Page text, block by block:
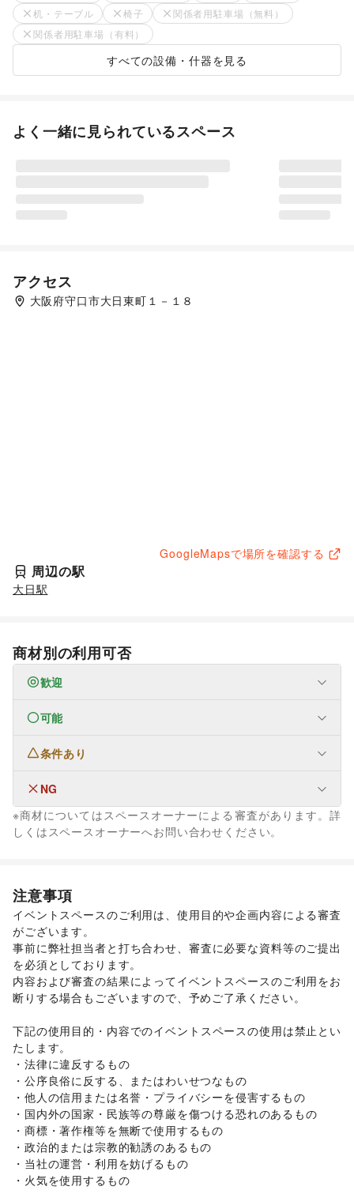
机・テーブル 椅子
関係者用駐車場（無料）
関係者用駐車場（有料）
すべての設備・什器を見る
よく一緒に見られているスペース
アクセス
大阪府守口市大日東町１－１８
GoogleMapsで場所を確認する
周辺の駅
大日駅
商材別の利用可否
歓迎
なし可能
ファッション
ユニセックス
/ジュエリー・アクセサリー/メガネ・アイウェア/ 腕時計/
靴/バッグ・革小物/ファッション雑貨/ 和服・着物
キッチン雑貨・調理器具
手芸・ハンドメイド/DIY用品・日曜大工/
園芸・ガーデニング
犬・猫・ペット/日用雑貨/食器・陶磁器/
その他インテリア・生活雑貨
生活サービス
携帯キャリア・格安SIM/インターネット・プロバイダ
ハウスクリーニング・家事代行 /定期宅配/
リサイクル雑貨・古本
ギフト・プレゼント
住宅（購入・賃貸） /たばこ/修理・メンテナンス
就職・転職・求人/その他生活サービス
金融サービス
クレジットカード/保険/銀行/ 住宅ローン/証券・FX/
不動産投資/その他金融サービス
子育て・教育
ベビー用品 /ランドセル/学習教材・通信教育
子供向け教室・レッスン
条件あり
なしNG
フード・飲食
スイーツ・洋菓子 /和菓子/パン / お弁当・惣菜 /
物産展・マルシェ
野菜・果物・生鮮食品
車・バイク・モビリティ
車/バイク・オートバイ
マイクロモビリティ/その他車・バイク・モビリティ
ビジネス・オフィス
法人向けサービス/オフィス家具・OA機器/
イベント企画・運営/その他ビジネス・オフィス
その他活動・個人
※商材についてはスペースオーナーによる審査があります。詳
しくはスペースオーナーへお問い合わせください。
注意事項
イベントスペースのご利用は、使用目的や企画内容による審査
がございます。
事前に弊社担当者と打ち合わせ、審査に必要な資料等のご提出
を必須としております。
内容および審査の結果によってイベントスペースのご利用をお
断りする場合もございますので、予めご了承ください。
下記の使用目的・内容でのイベントスペースの使用は禁止とい
たします。
・法律に違反するもの
・公序良俗に反する、またはわいせつなもの
・他人の信用または名誉・プライバシーを侵害するもの
・国内外の国家・民族等の尊厳を傷つける恐れのあるもの
・商標・著作権等を無断で使用するもの
・政治的または宗教的勧誘のあるもの
・当社の運営・利用を妨げるもの
・火気を使用するもの